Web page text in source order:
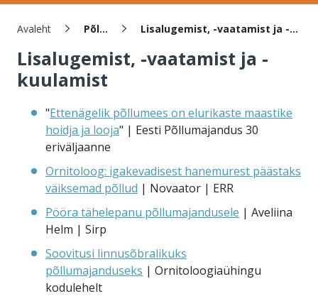
Leivapuru
Avaleht Põllud Lisalugemist, -vaatamist ja -kuulamist
Lisalugemist, -vaatamist ja -
kuulamist
"Ettenägelik põllumees on elurikaste maastike
hoidja ja looja" | Eesti Põllumajandus 30
eriväljaanne
Ornitoloog: igakevadisest hanemurest päästaks
väiksemad põllud | Novaator | ERR
Pööra tähelepanu põllumajandusele | Aveliina
Helm | Sirp
Soovitusi linnusõbralikuks
põllumajanduseks | Ornitoloogiaühingu
kodulehelt